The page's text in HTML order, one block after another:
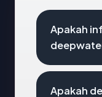
Apakah
Apakah